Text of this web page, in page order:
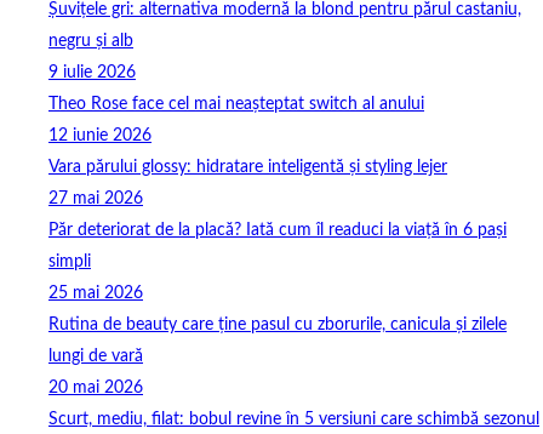
Șuvițele gri: alternativa modernă la blond pentru părul castaniu,
negru și alb
9 iulie 2026
Theo Rose face cel mai neașteptat switch al anului
12 iunie 2026
Vara părului glossy: hidratare inteligentă și styling lejer
27 mai 2026
Păr deteriorat de la placă? Iată cum îl readuci la viață în 6 pași
simpli
25 mai 2026
Rutina de beauty care ține pasul cu zborurile, canicula și zilele
lungi de vară
20 mai 2026
Scurt, mediu, filat: bobul revine în 5 versiuni care schimbă sezonul